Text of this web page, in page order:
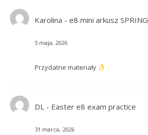
Karolina - e8 mini arkusz SPRING
5 maja, 2026
Przydatne materiały
DL - Easter e8 exam practice
31 marca, 2026